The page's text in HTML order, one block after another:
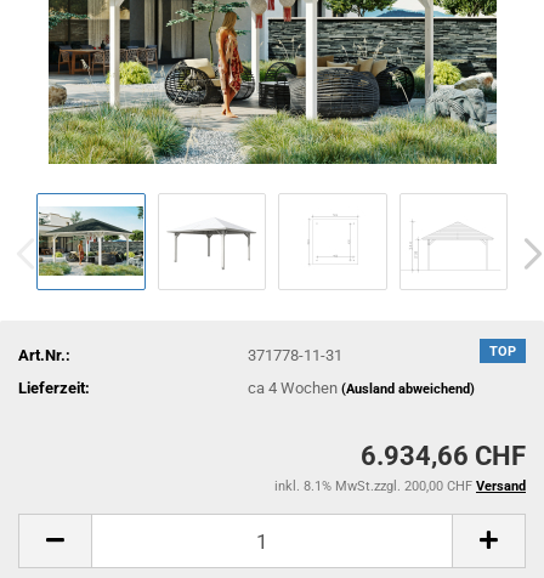
TOP
Art.Nr.:
371778-11-31
Lieferzeit:
ca 4 Wochen(Ausland abweichend)
6.934,66 CHF
inkl. 8.1% MwSt.zzgl. 200,00 CHF Versand